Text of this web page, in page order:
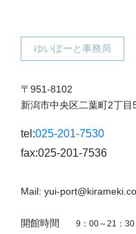
ゆいぽーと事務局
〒951-8102
新潟市中央区二葉町2丁
tel:025-201-7530
fax:025-201-7536
Mail: yui-
開館時間 9：00～21：30